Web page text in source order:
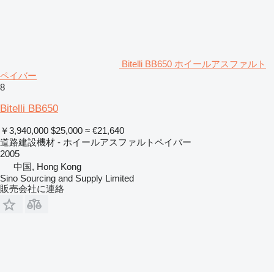
Bitelli BB650 ホイールアスファルト
ペイバー
8
Bitelli BB650
￥3,940,000 $25,000 ≈ €21,640
道路建設機材 - ホイールアスファルトペイバー
2005
中国, Hong Kong
Sino Sourcing and Supply Limited
販売会社に連絡